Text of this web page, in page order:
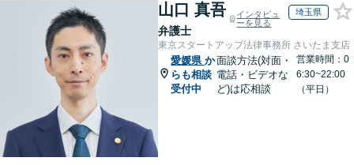
山口 真吾
弁護士
インタビュ
ーを見る
埼玉県
東京スタートアップ法律事務所 さいたま支店
愛媛県 か
らも相談
受付中
面談方法(対面・
電話・ビデオな
ど)は応相談
営業時間：0
6:30~22:00
（平日）